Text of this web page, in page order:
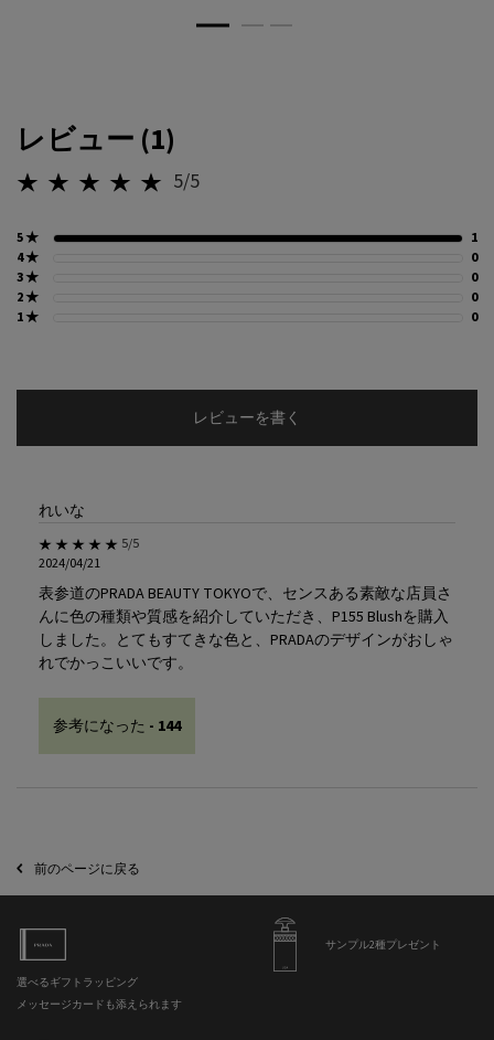
レビュー (1)
5星中5。 5/5
5 ★ 1
4 ★
00
3 ★
00
2 ★
00
1 ★
00
レビューを書く
れいな
5星中5。
5/5
2024/04/21
表参道のPRADA BEAUTY TOKYOで、センスある素敵な店員さ
んに色の種類や質感を紹介していただき、P155 Blushを購入
しました。とてもすてきな色と、PRADAのデザインがおしゃ
れでかっこいいです。
参考になった - 144
前のページに戻る
選べるギフトラッピング
メッセージカードも添えられます
サンプル2種プレゼント